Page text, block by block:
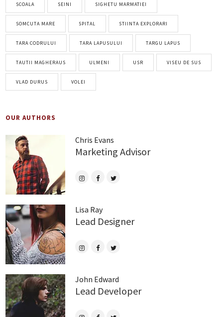
SCOALA SEINI SIGHETU MARMATIEI
SOMCUTA MARE SPITAL STIINTA EXPLORARI
TARA CODRULUI TARA LAPUSULUI TARGU LAPUS
TAUTII MAGHERAUS ULMENI USR VISEU DE SUS
VLAD DURUS VOLEI
OUR AUTHORS
Chris Evans
Marketing Advisor
Lisa Ray
Lead Designer
John Edward
Lead Developer